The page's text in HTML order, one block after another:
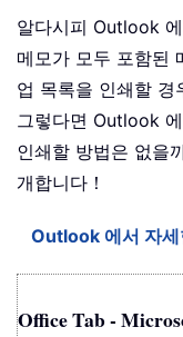
알다시피 Outlook
메모가 모두 포함된
업 목록을 인쇄할 경
그렇다면 Outlook
인쇄할 방법은 없을
개합니다！
Outlook 에서 자세
Office Tab -